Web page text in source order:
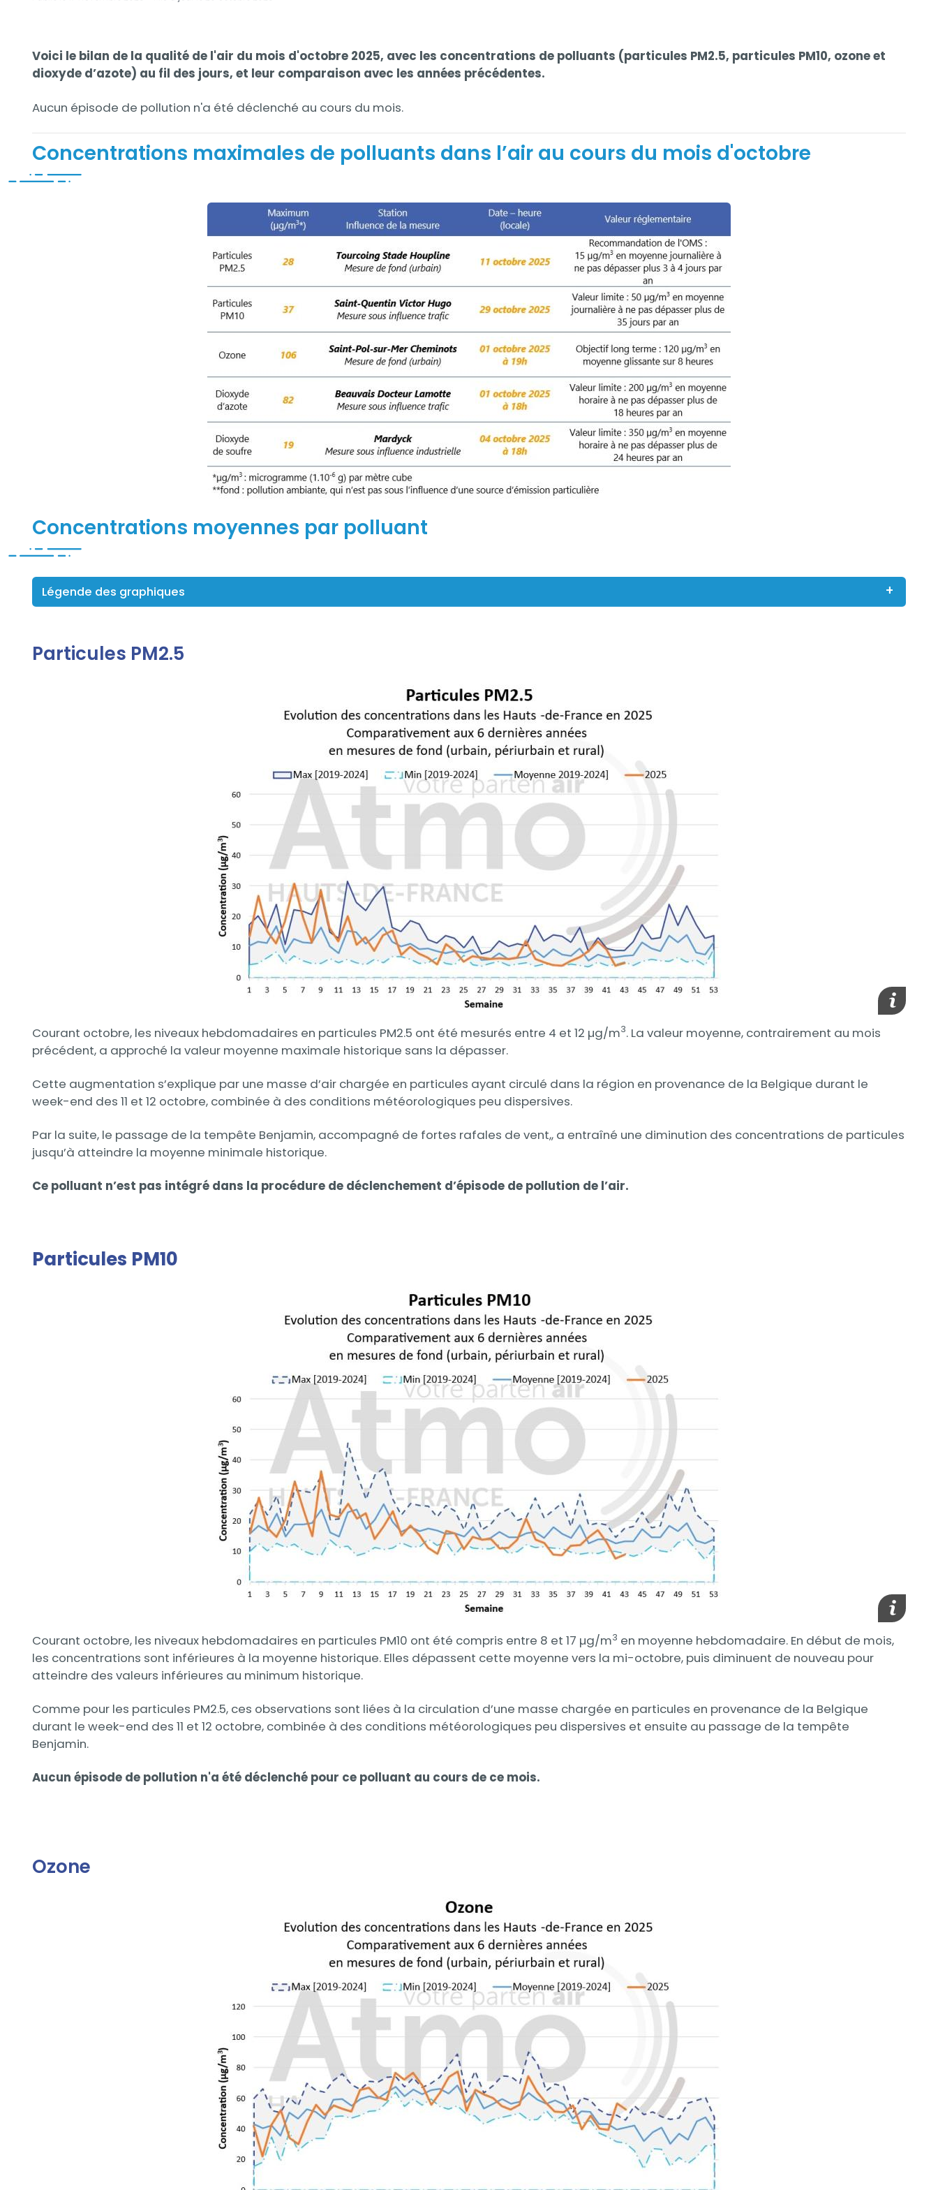
Contenu
Voici le bilan de la qualité de l'air du mois d'octobre 2025, avec les concentrations de polluants (particules PM2.5, particules PM10, ozone et
dioxyde d’azote) au fil des jours, et leur comparaison avec les années précédentes.
Aucun épisode de pollution n'a été déclenché au cours du mois.
Concentrations maximales de polluants dans l’air au cours du mois d'octobre
Titre
Concentrations moyennes par polluant
Légende des graphiques
Contenu
Particules PM2.5
Afficher
Courant octobre, les niveaux hebdomadaires en particules PM2.5 ont été mesurés entre 4 et 12 µg/m3. La valeur moyenne, contrairement au mois
précédent, a approché la valeur moyenne maximale historique sans la dépasser.
Cette augmentation s’explique par une masse d’air chargée en particules ayant circulé dans la région en provenance de la Belgique durant le
week-end des 11 et 12 octobre, combinée à des conditions météorologiques peu dispersives.
Par la suite, le passage de la tempête Benjamin, accompagné de fortes rafales de vent,, a entraîné une diminution des concentrations de particules
jusqu’à atteindre la moyenne minimale historique.
Ce polluant n’est pas intégré dans la procédure de déclenchement d’épisode de pollution de l’air.
Particules PM10
Afficher
Courant octobre, les niveaux hebdomadaires en particules PM10 ont été compris entre 8 et 17 µg/m3 en moyenne hebdomadaire. En début de mois,
les concentrations sont inférieures à la moyenne historique. Elles dépassent cette moyenne vers la mi-octobre, puis diminuent de nouveau pour
atteindre des valeurs inférieures au minimum historique.
Comme pour les particules PM2.5, ces observations sont liées à la circulation d’une masse chargée en particules en provenance de la Belgique
durant le week-end des 11 et 12 octobre, combinée à des conditions météorologiques peu dispersives et ensuite au passage de la tempête
Benjamin.
Aucun épisode de pollution n'a été déclenché pour ce polluant au cours de ce mois.
Ozone